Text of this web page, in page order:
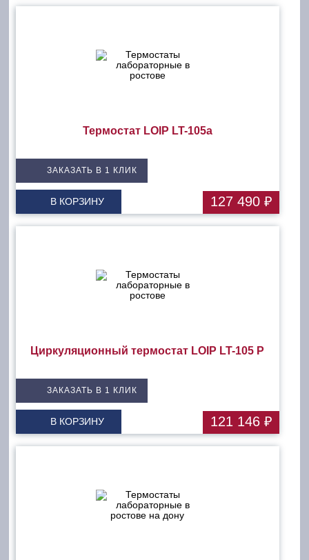
Термостат LOIP LT-105a
ЗАКАЗАТЬ В 1 КЛИК
В КОРЗИНУ 127 490 ₽
Циркуляционный термостат LOIP LT-105 P
ЗАКАЗАТЬ В 1 КЛИК
В КОРЗИНУ 121 146 ₽